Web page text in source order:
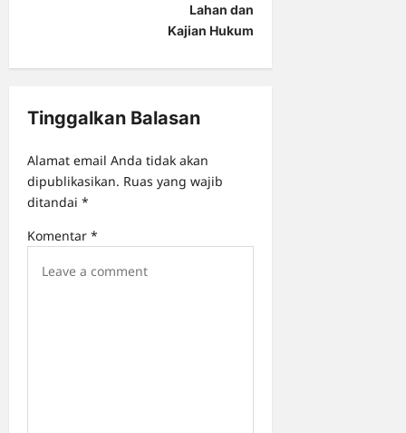
i
n
Lahan dan
Kajian Hukum
Tinggalkan Balasan
Alamat email Anda tidak akan
dipublikasikan. Ruas yang wajib
ditandai *
Komentar *